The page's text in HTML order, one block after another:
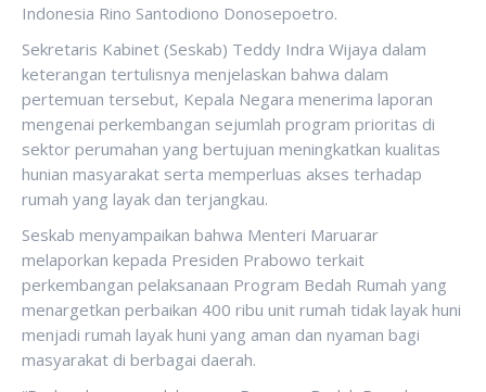
Indonesia Rino Santodiono Donosepoetro.
Sekretaris Kabinet (Seskab) Teddy Indra Wijaya dalam
keterangan tertulisnya menjelaskan bahwa dalam
pertemuan tersebut, Kepala Negara menerima laporan
mengenai perkembangan sejumlah program prioritas di
sektor perumahan yang bertujuan meningkatkan kualitas
hunian masyarakat serta memperluas akses terhadap
rumah yang layak dan terjangkau.
Seskab menyampaikan bahwa Menteri Maruarar
melaporkan kepada Presiden Prabowo terkait
perkembangan pelaksanaan Program Bedah Rumah yang
menargetkan perbaikan 400 ribu unit rumah tidak layak huni
menjadi rumah layak huni yang aman dan nyaman bagi
masyarakat di berbagai daerah.